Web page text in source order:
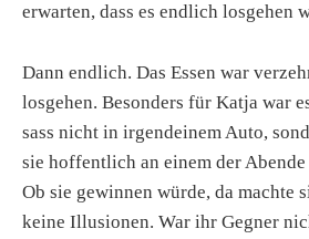
erwarten, dass es endlich losgehen
Dann endlich. Das Essen war
losgehen. Besonders für Katja war
sass nicht in irgendeinem Auto,
sie hoffentlich an einem der
Ob sie gewinnen würde, da machte
keine Illusionen. War ihr Gegner